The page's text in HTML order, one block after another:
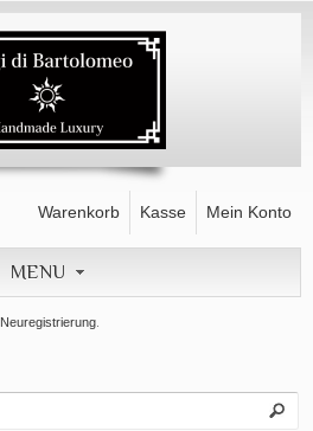
Neuregistrierung
Warenkorb Kasse Mein Konto
MENU